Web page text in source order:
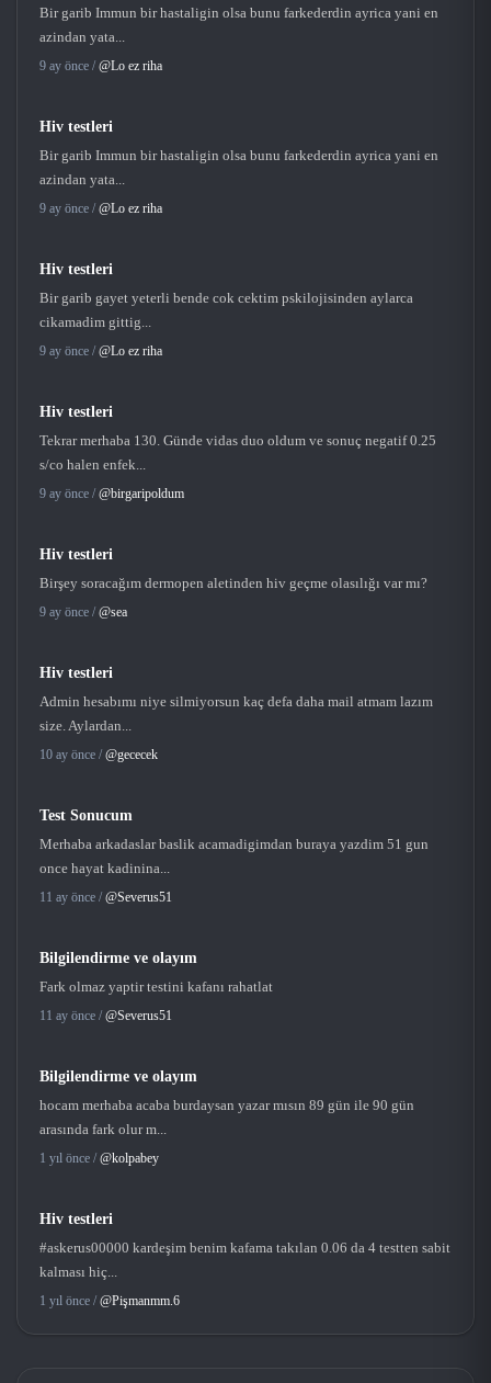
Bir garib Immun bir hastaligin olsa bunu farkederdin ayrica yani en
azindan yata...
9 ay önce / @Lo ez riha
Hiv testleri
Bir garib Immun bir hastaligin olsa bunu farkederdin ayrica yani en
azindan yata...
9 ay önce / @Lo ez riha
Hiv testleri
Bir garib gayet yeterli bende cok cektim pskilojisinden aylarca
cikamadim gittig...
9 ay önce / @Lo ez riha
Hiv testleri
Tekrar merhaba 130. Günde vidas duo oldum ve sonuç negatif 0.25
s/co halen enfek...
9 ay önce / @birgaripoldum
Hiv testleri
Birşey soracağım dermopen aletinden hiv geçme olasılığı var mı?
9 ay önce / @sea
Hiv testleri
Admin hesabımı niye silmiyorsun kaç defa daha mail atmam lazım
size. Aylardan...
10 ay önce / @gececek
Test Sonucum
Merhaba arkadaslar baslik acamadigimdan buraya yazdim 51 gun
once hayat kadinina...
11 ay önce / @Severus51
Bilgilendirme ve olayım
Fark olmaz yaptir testini kafanı rahatlat
11 ay önce / @Severus51
Bilgilendirme ve olayım
hocam merhaba acaba burdaysan yazar mısın 89 gün ile 90 gün
arasında fark olur m...
1 yıl önce / @kolpabey
Hiv testleri
#askerus00000 kardeşim benim kafama takılan 0.06 da 4 testten sabit
kalması hiç...
1 yıl önce / @Pişmanmm.6